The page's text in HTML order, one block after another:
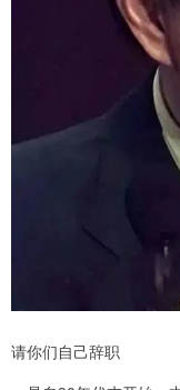
请你们自己辞职